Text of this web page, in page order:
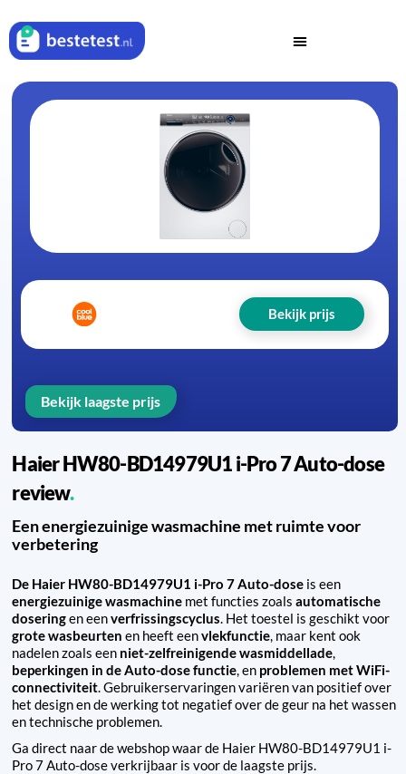
Haier HW80-BD14979U1 i-Pro 7 Auto-dose
review
Een energiezuinige wasmachine met ruimte voor
verbetering
De Haier HW80-BD14979U1 i-Pro 7 Auto-dose is een
energiezuinige wasmachine met functies zoalsautomatische
doseringen eenverfrissingscyclus . Het toestel is geschikt voor
grote wasbeurten en heeft eenvlekfunctie , maar kent ook
nadelen zoals een niet-zelfreinigende wasmiddellade
beperkingen in de Auto-dose functie , en problemen met WiFi-
connectiviteit . Gebruikerservaringen variëren van positief over
het design en de werking tot negatief over de geur na het wassen
en technische problemen.
Ga direct naar de webshop waar de Haier HW80-BD14979U1 i-
Pro 7 Auto-dose verkrijbaar is voor de laagste prijs.
Bekijk prijs
Bekijk laagste prijs